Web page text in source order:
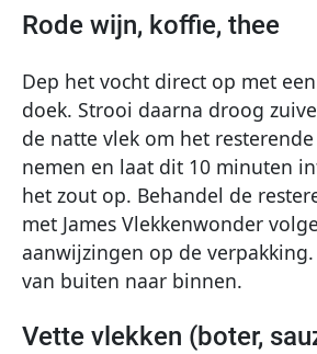
Rode wijn, koffie, thee
Dep het vocht direct op met
doek. Strooi daarna droog
de natte vlek om het
nemen en laat dit 10 minuten
het zout op. Behandel de
met James Vlekkenwonder
aanwijzingen op de
van buiten naar binnen.
Vette vlekken (boter,